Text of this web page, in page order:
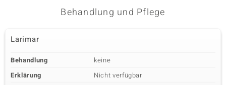
Behandlung und Pflege
Larimar
Behandlung
keine
Erklärung
Nicht verfügbar